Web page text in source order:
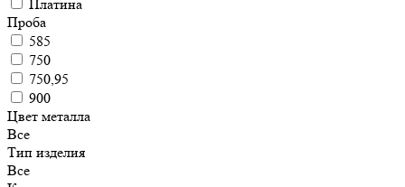
Платина
Проба
585
750
750,95
900
Цвет металла
Все
Тип изделия
Все